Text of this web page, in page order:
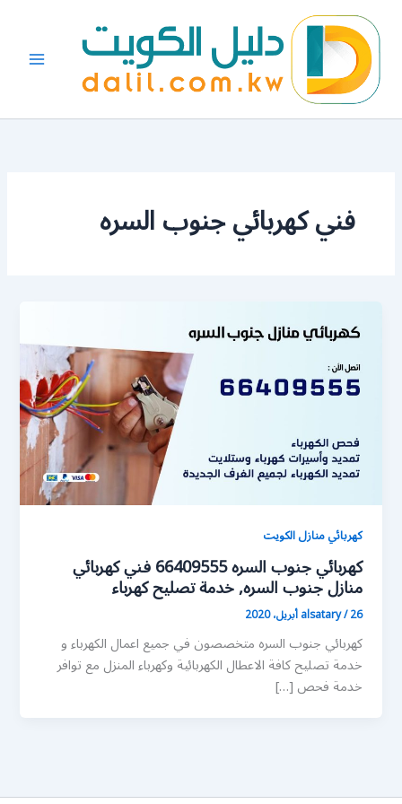
المحتوى
فني كهربائي جنوب السره
كهربائي منازل الكويت
كهربائي جنوب السره 66409555 فني كهربائي
منازل جنوب السره, خدمة تصليح كهرباء
alsatary/26 أبريل، 2020
كهربائي جنوب السره متخصصون في جميع اعمال الكهرباء و
خدمة تصليح كافة الاعطال الكهربائية وكهرباء المنزل مع توافر
خدمة فحص […]